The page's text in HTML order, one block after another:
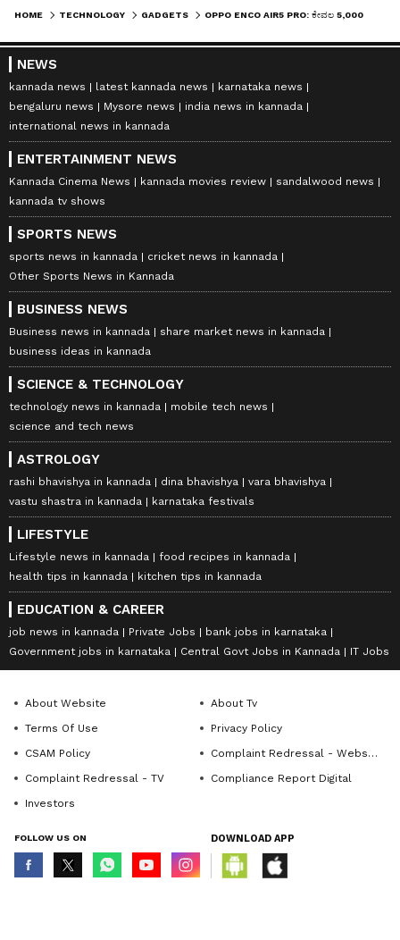
HOME TECHNOLOGY GADGETS
NEWS
kannada news latest kannada news
karnataka news
bengaluru news
Mysore news
india news in kannada
international news in kannada
ENTERTAINMENT NEWS
Kannada Cinema News kannada movies review
sandalwood news
kannada tv shows
SPORTS NEWS
sports news in kannada
cricket news in kannada
Other Sports News in Kannada
BUSINESS NEWS
Business news in kannada
share market news in kannada
business ideas in kannada
SCIENCE & TECHNOLOGY
technology news in kannada
mobile tech news
science and tech news
ASTROLOGY
rashi bhavishya in kannada dina bhavishya
vara bhavishya
vastu shastra in kannada
karnataka festivals
LIFESTYLE
Lifestyle news in kannada
food recipes in kannada
health tips in kannada
kitchen tips in kannada
EDUCATION & CAREER
job news in kannada Private Jobs
bank jobs in karnataka
Government jobs in karnataka
Central Govt Jobs in Kannada IT Jobs
About Website
About Tv
Terms Of Use
Privacy Policy
CSAM Policy
Complaint Redressal - Website
Complaint Redressal - TV
Compliance Report Digital
Investors
FOLLOW US ON DOWNLOAD APP